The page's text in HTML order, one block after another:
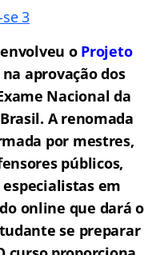
o Projeto
aprovação dos
Nacional da
A renomada
por mestres,
públicos,
em
online que dará o
se preparar